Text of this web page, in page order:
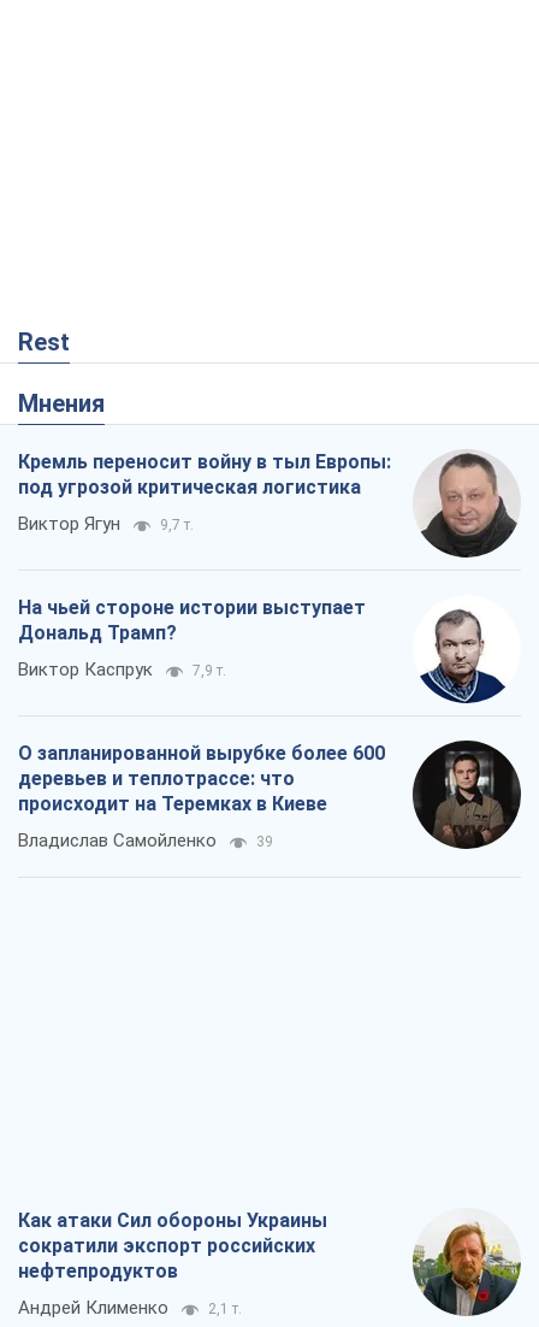
Rest
Мнения
Кремль переносит войну в тыл Европы:
под угрозой критическая логистика
Виктор Ягун 9,7 т.
На чьей стороне истории выступает
Дональд Трамп?
Виктор Каспрук 7,9 т.
О запланированной вырубке более 600
деревьев и теплотрассе: что
происходит на Теремках в Киеве
Владислав Самойленко 39
Как атаки Сил обороны Украины
сократили экспорт российских
нефтепродуктов
Андрей Клименко 2,1 т.